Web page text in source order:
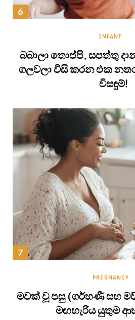
INFANT
බබාලා තොප්පි, සපත්තු
ගලවලා විසි කරන එක
විසඳුම්!
PREGNANCY
මවක් වූ පසු (ගර්භණී සහ
මඟහැරිය යුතුම